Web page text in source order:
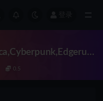
0.5